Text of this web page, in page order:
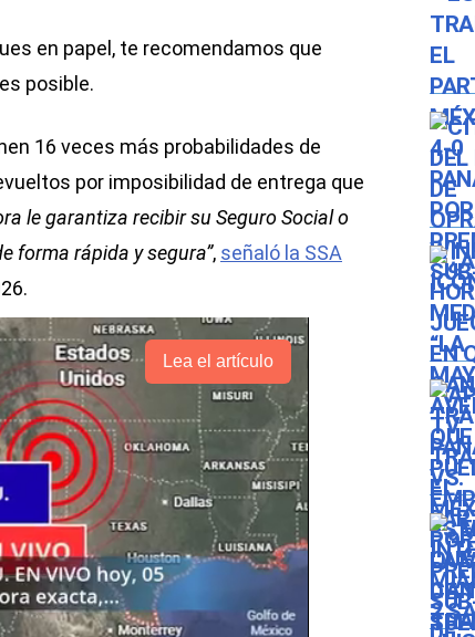
en papel, te recomendamos que
posible.
16 veces más probabilidades de
por imposibilidad de entrega que
le garantiza recibir su Seguro Social o
forma rápida y segura”, señaló la SSA
Lea el artículo